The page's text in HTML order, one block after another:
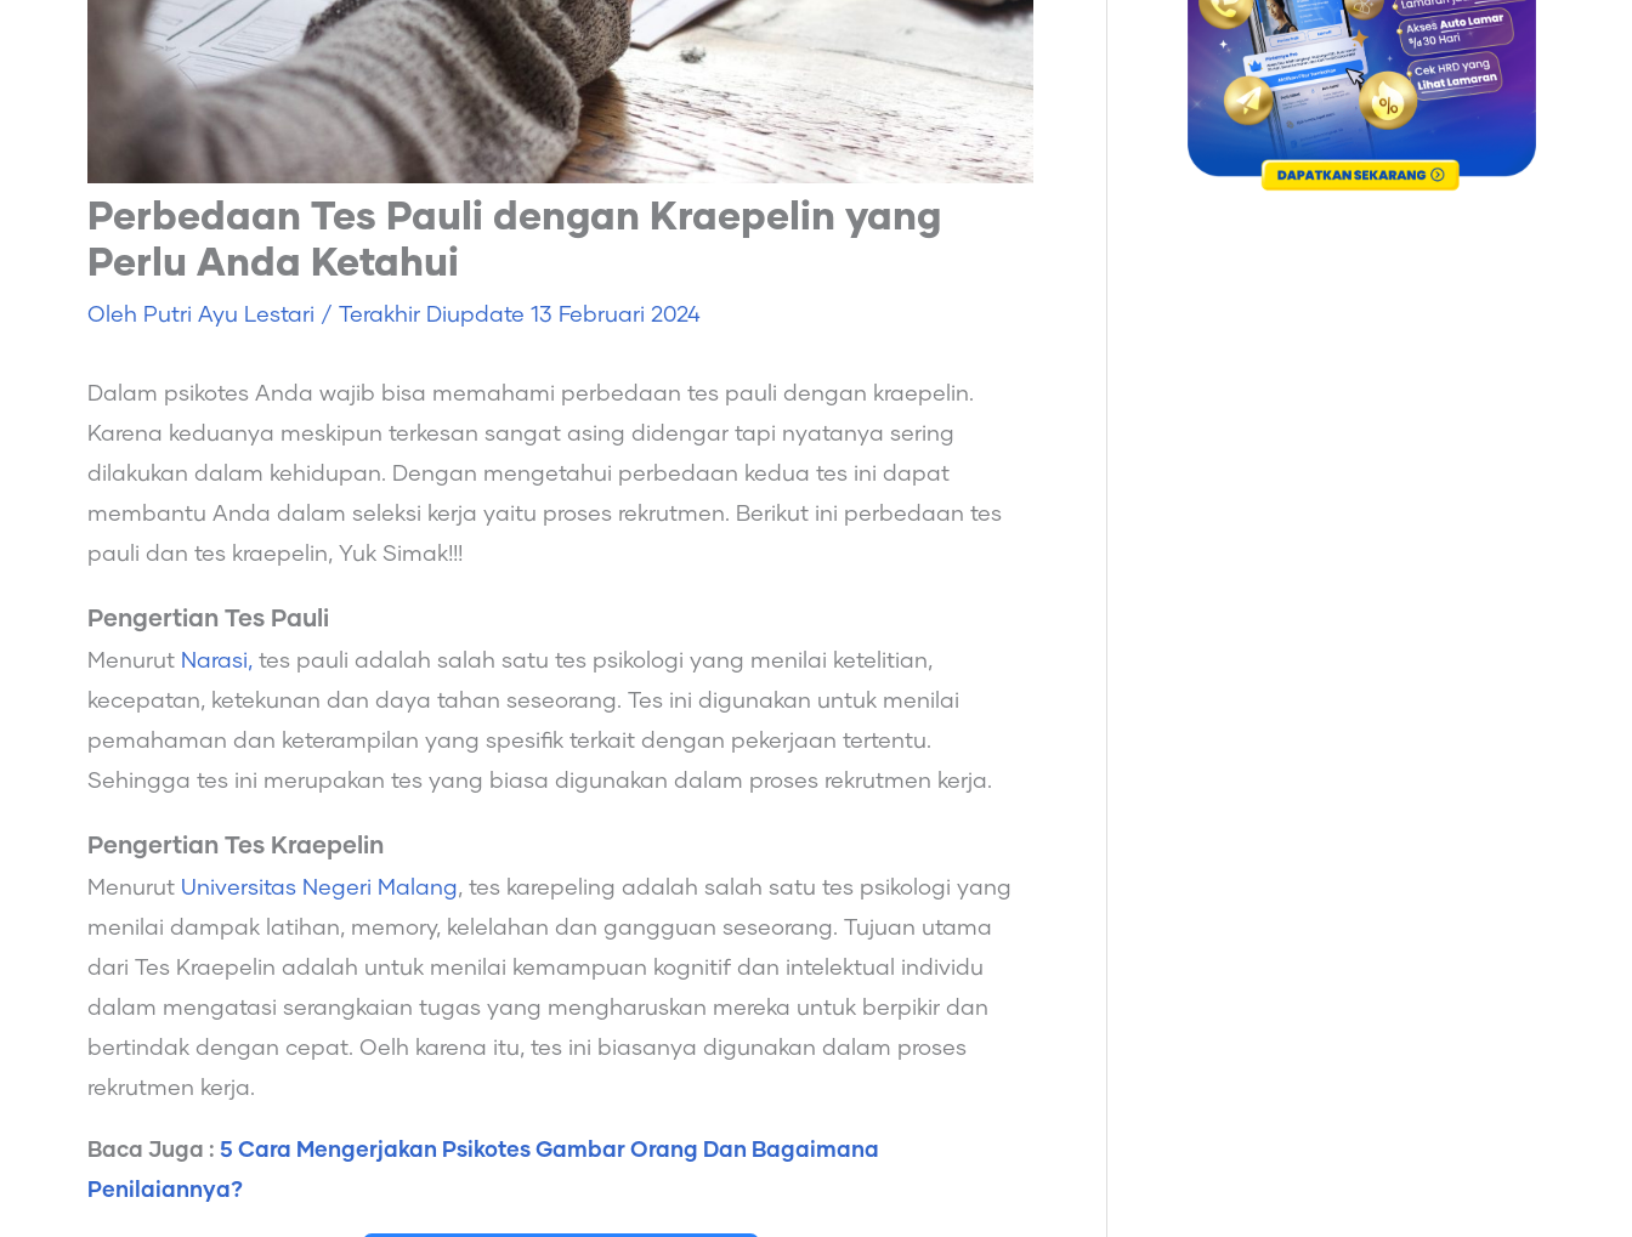
Perbedaan Tes Pauli dengan Kraepelin yang
Perlu Anda Ketahui
Oleh Putri Ayu Lestari / Terakhir Diupdate 13 Februari 2024
Dalam psikotes Anda wajib bisa memahami perbedaan tes pauli dengan kraepelin.
Karena keduanya meskipun terkesan sangat asing didengar tapi nyatanya sering
dilakukan dalam kehidupan. Dengan mengetahui perbedaan kedua tes ini dapat
membantu Anda dalam seleksi kerja yaitu proses rekrutmen. Berikut ini perbedaan tes
pauli dan tes kraepelin, Yuk Simak!!!
Pengertian Tes Pauli
Menurut Narasi, tes pauli adalah salah satu tes psikologi yang menilai ketelitian,
kecepatan, ketekunan dan daya tahan seseorang. Tes ini digunakan untuk menilai
pemahaman dan keterampilan yang spesifik terkait dengan pekerjaan tertentu.
Sehingga tes ini merupakan tes yang biasa digunakan dalam proses rekrutmen kerja.
Pengertian Tes Kraepelin
Menurut Universitas Negeri Malang, tes karepeling adalah salah satu tes psikologi yang
menilai dampak latihan, memory, kelelahan dan gangguan seseorang. Tujuan utama
dari Tes Kraepelin adalah untuk menilai kemampuan kognitif dan intelektual individu
dalam mengatasi serangkaian tugas yang mengharuskan mereka untuk berpikir dan
bertindak dengan cepat. Oelh karena itu, tes ini biasanya digunakan dalam proses
rekrutmen kerja.
Baca Juga : 5 Cara Mengerjakan Psikotes Gambar Orang Dan Bagaimana
Penilaiannya?